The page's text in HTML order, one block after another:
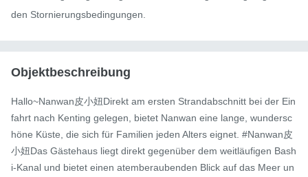
den Stornierungsbedingungen.
Objektbeschreibung
Hallo~Nanwan皮小妞Direkt am ersten Strandabschnitt bei der Ein
fahrt nach Kenting gelegen, bietet Nanwan eine lange, wundersc
höne Küste, die sich für Familien jeden Alters eignet. #Nanwan皮
小妞Das Gästehaus liegt direkt gegenüber dem weitläufigen Bash
i-Kanal und bietet einen atemberaubenden Blick auf das Meer un